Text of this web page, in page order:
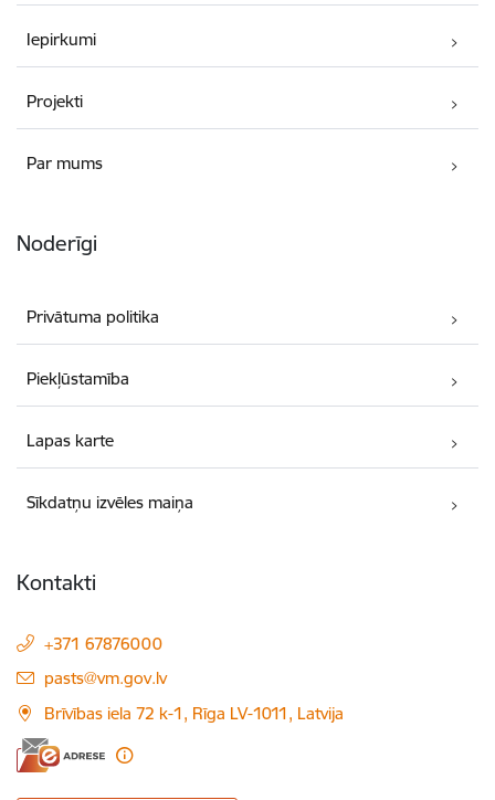
Iepirkumi
Projekti
Par mums
Noderīgi
Privātuma politika
Piekļūstamība
Lapas karte
Sīkdatņu izvēles maiņa
Kontakti
+371 67876000
E-pasts:
pasts@vm.gov.lv
Brīvības iela 72 k-1, Rīga LV-1011, Latvija